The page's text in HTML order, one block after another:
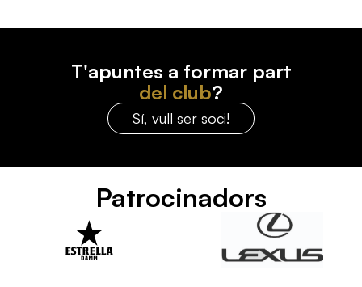
T'apuntes a formar part
del club?
Sí, vull ser soci!
Patrocinadors